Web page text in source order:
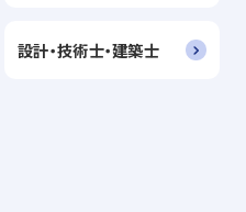
設計・技術士・建築士